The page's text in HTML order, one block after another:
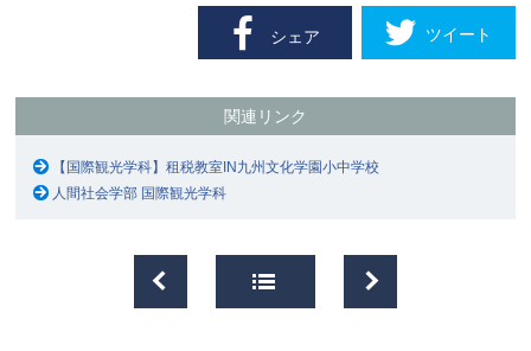
シェア ツイート
関連リンク
【国際観光学科】租税教室IN九州文化学園小中学校
人間社会学部 国際観光学科